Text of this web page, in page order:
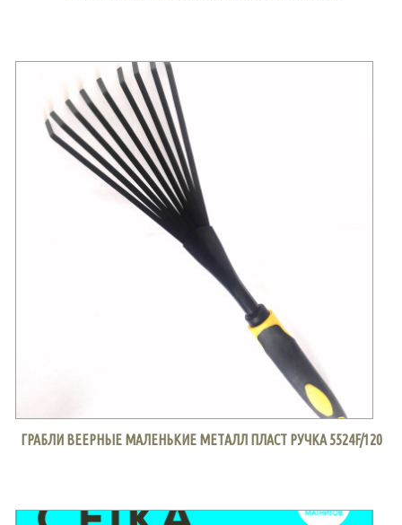
ГРАБЛИ ВЕЕРНЫЕ МАЛЕНЬКИЕ МЕТАЛЛ ПЛАСТ РУЧКА 5524F/120